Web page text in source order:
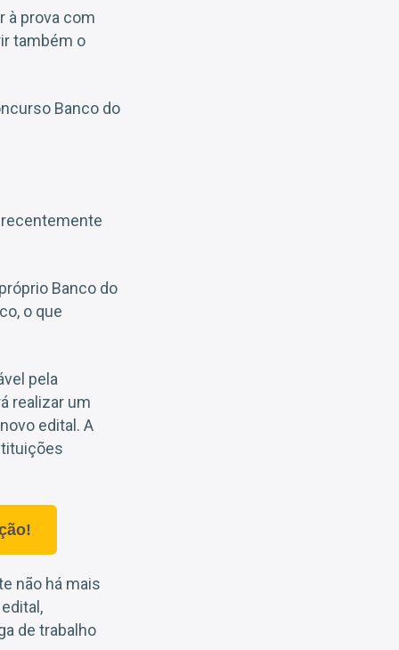
à prova com
também o
Banco do
recentemente
Banco do
o que
pela
realizar um
edital. A
não há mais
de trabalho